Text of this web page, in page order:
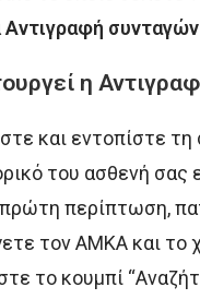
Αντιγραφή
η
και εντοπίστε
του ασθενή σας
περίπτωση,
τον ΑΜΚΑ και το
το κουμπί